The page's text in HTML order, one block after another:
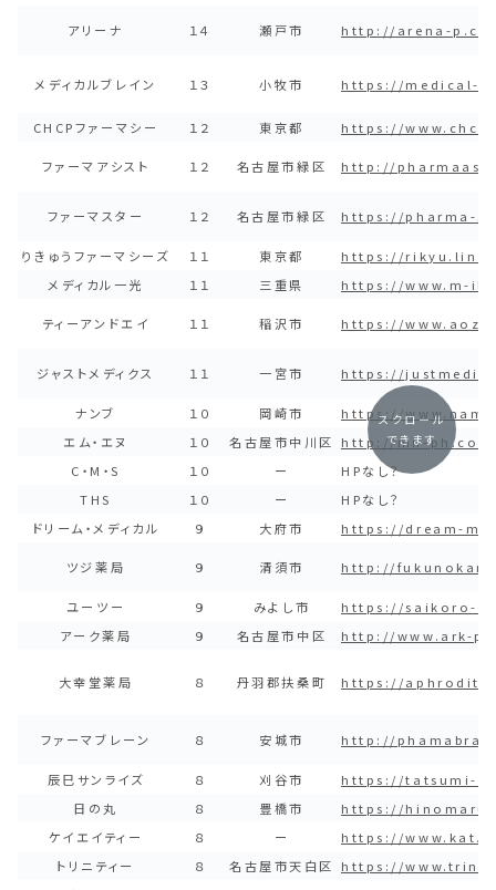
アリーナ １４ 瀬戸市 http://arena-
メディカルブレイン １３ 小牧市 https://medical-
CHCPファーマシー １２ 東京都 https://
ファーマアシスト １２ 名古屋市緑区 http://
ファーマスター １２ 名古屋市緑区 https://pharma-
りきゅうファーマシーズ １１ 東京都
https://rikyu.link/
メディカル一光
１１ 三重県 https://www.m-
ティーアンドエイ １１ 稲沢市 https://
ジャストメディクス １１ 一宮市 https://
ナンブ １０ 岡崎市
https://
エム・エヌ
１０ 名古屋市中川区
http://mn-
C・M・S
１０ ー
HPなし？
THS
１０ ー
HPなし？
ドリーム・メディカル
９ 大府市 https://dream-
ツジ薬局 ９ 清須市 http://
ユーツー ９ みよし市
https://saikoro-
アーク薬局
９ 名古屋市中区 http://www.ark-
大幸堂薬局 ８ 丹羽郡扶桑町 https://
ファーマブレーン ８ 安城市 http://
辰巳サンライズ ８ 刈谷市
https://tatsumi-
日の丸
８ 豊橋市
https://
ケイエイティー
８ ー
https://
トリニティー
８ 名古屋市天白区
https://
スクロール
できます